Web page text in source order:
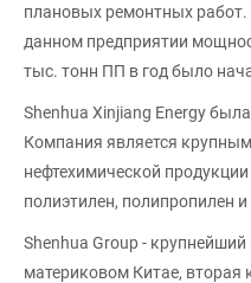
плановых ремонтных работ.
данном предприятии
тыс. тонн ПП в год было
Shenhua Xinjiang Energy
Компания является
нефтехимической
полиэтилен, полипропилен и
Shenhua Group - крупнейший
материковом Китае, вторая